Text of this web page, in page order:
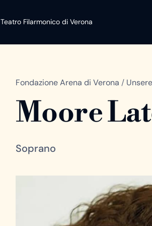
Teatro Filarmonico di Verona
Fondazione Arena di Verona /
Moore
Soprano